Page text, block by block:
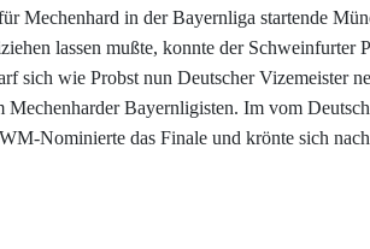
Mechenhard in der Bayernliga startende
lassen mußte, konnte der
sich wie Probst nun Deutscher Vizemeister
Bayernligisten. Im vom
Nominierte das Finale und krönte sich